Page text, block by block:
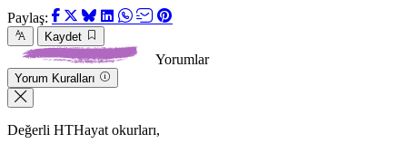
Paylaş:
Kaydet
Yorumlar
Yorum Kuralları
Değerli HTHayat okurları,